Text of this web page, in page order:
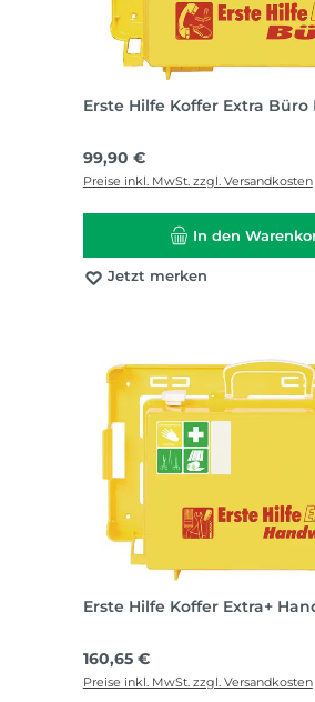
Erste Hilfe Koffer Extra Büro
Regulärer Preis:
99,90 €
Preise inkl. MwSt. zzgl. Versandkosten
In den
Jetzt merken
Erste Hilfe Koffer Extra+
Regulärer Preis:
160,65 €
Preise inkl. MwSt. zzgl. Versandkosten